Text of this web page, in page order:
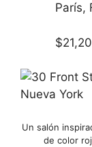
París,
Un salón
de color